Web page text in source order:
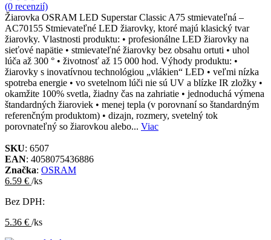
(0 recenzií)
Žiarovka OSRAM LED Superstar Classic A75 stmievateľná –
AC70155 Stmievateľné LED žiarovky, ktoré majú klasický tvar
žiarovky. Vlastnosti produktu: • profesionálne LED žiarovky na
sieťové napätie • stmievateľné žiarovky bez obsahu ortuti • uhol
lúča až 300 ° • životnosť až 15 000 hod. Výhody produktu: •
žiarovky s inovatívnou technológiou „vlákien“ LED • veľmi nízka
spotreba energie • vo svetelnom lúči nie sú UV a blízke IR zložky •
okamžite 100% svetla, žiadny čas na zahriatie • jednoduchá výmena
štandardných žiaroviek • menej tepla (v porovnaní so štandardným
referenčným produktom) • dizajn, rozmery, svetelný tok
porovnateľný so žiarovkou alebo... Viac
SKU: 6507
EAN: 4058075436886
Značka: OSRAM
6.59 € /ks
Bez DPH:
5.36 € /ks